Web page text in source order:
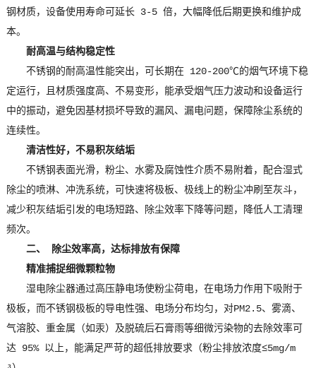
钢材质，设备使用寿命可延长 3-5 倍，大幅降低后期更换和维护成
本。
耐高温与结构稳定性
不锈钢的耐高温性能突出，可长期在 120-200℃的烟气环境下稳
定运行，且材质强度高、不易变形，能承受烟气压力波动和设备运行
中的振动，避免因基材损坏导致的漏风、漏电问题，保障除尘系统的
连续性。
清洁性好，不易积灰结垢
不锈钢表面光滑，粉尘、水雾及腐蚀性介质不易附着，配合湿式
除尘的喷淋、冲洗系统，可快速将极板、极线上的粉尘冲刷至灰斗，
减少积灰结垢引发的电场短路、除尘效率下降等问题，降低人工清理
频次。
二、 除尘效率高，达标排放有保障
精准捕捉细微颗粒物
湿电除尘器通过高压静电场使粉尘荷电，在电场力作用下吸附于
极板，而不锈钢极板的导电性强、电场分布均匀，对PM2.5、雾滴、
气溶胶、重金属（如汞）及脱硫后石膏雨等细微污染物的去除效率可
达 95% 以上，能满足严苛的超低排放要求（粉尘排放浓度≤5mg/m